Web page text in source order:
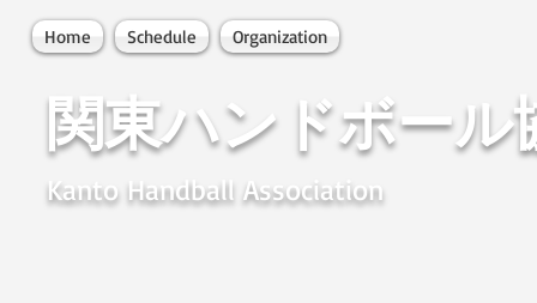
Home Schedule Organization
関東ハンドボール
Kanto Handball Association